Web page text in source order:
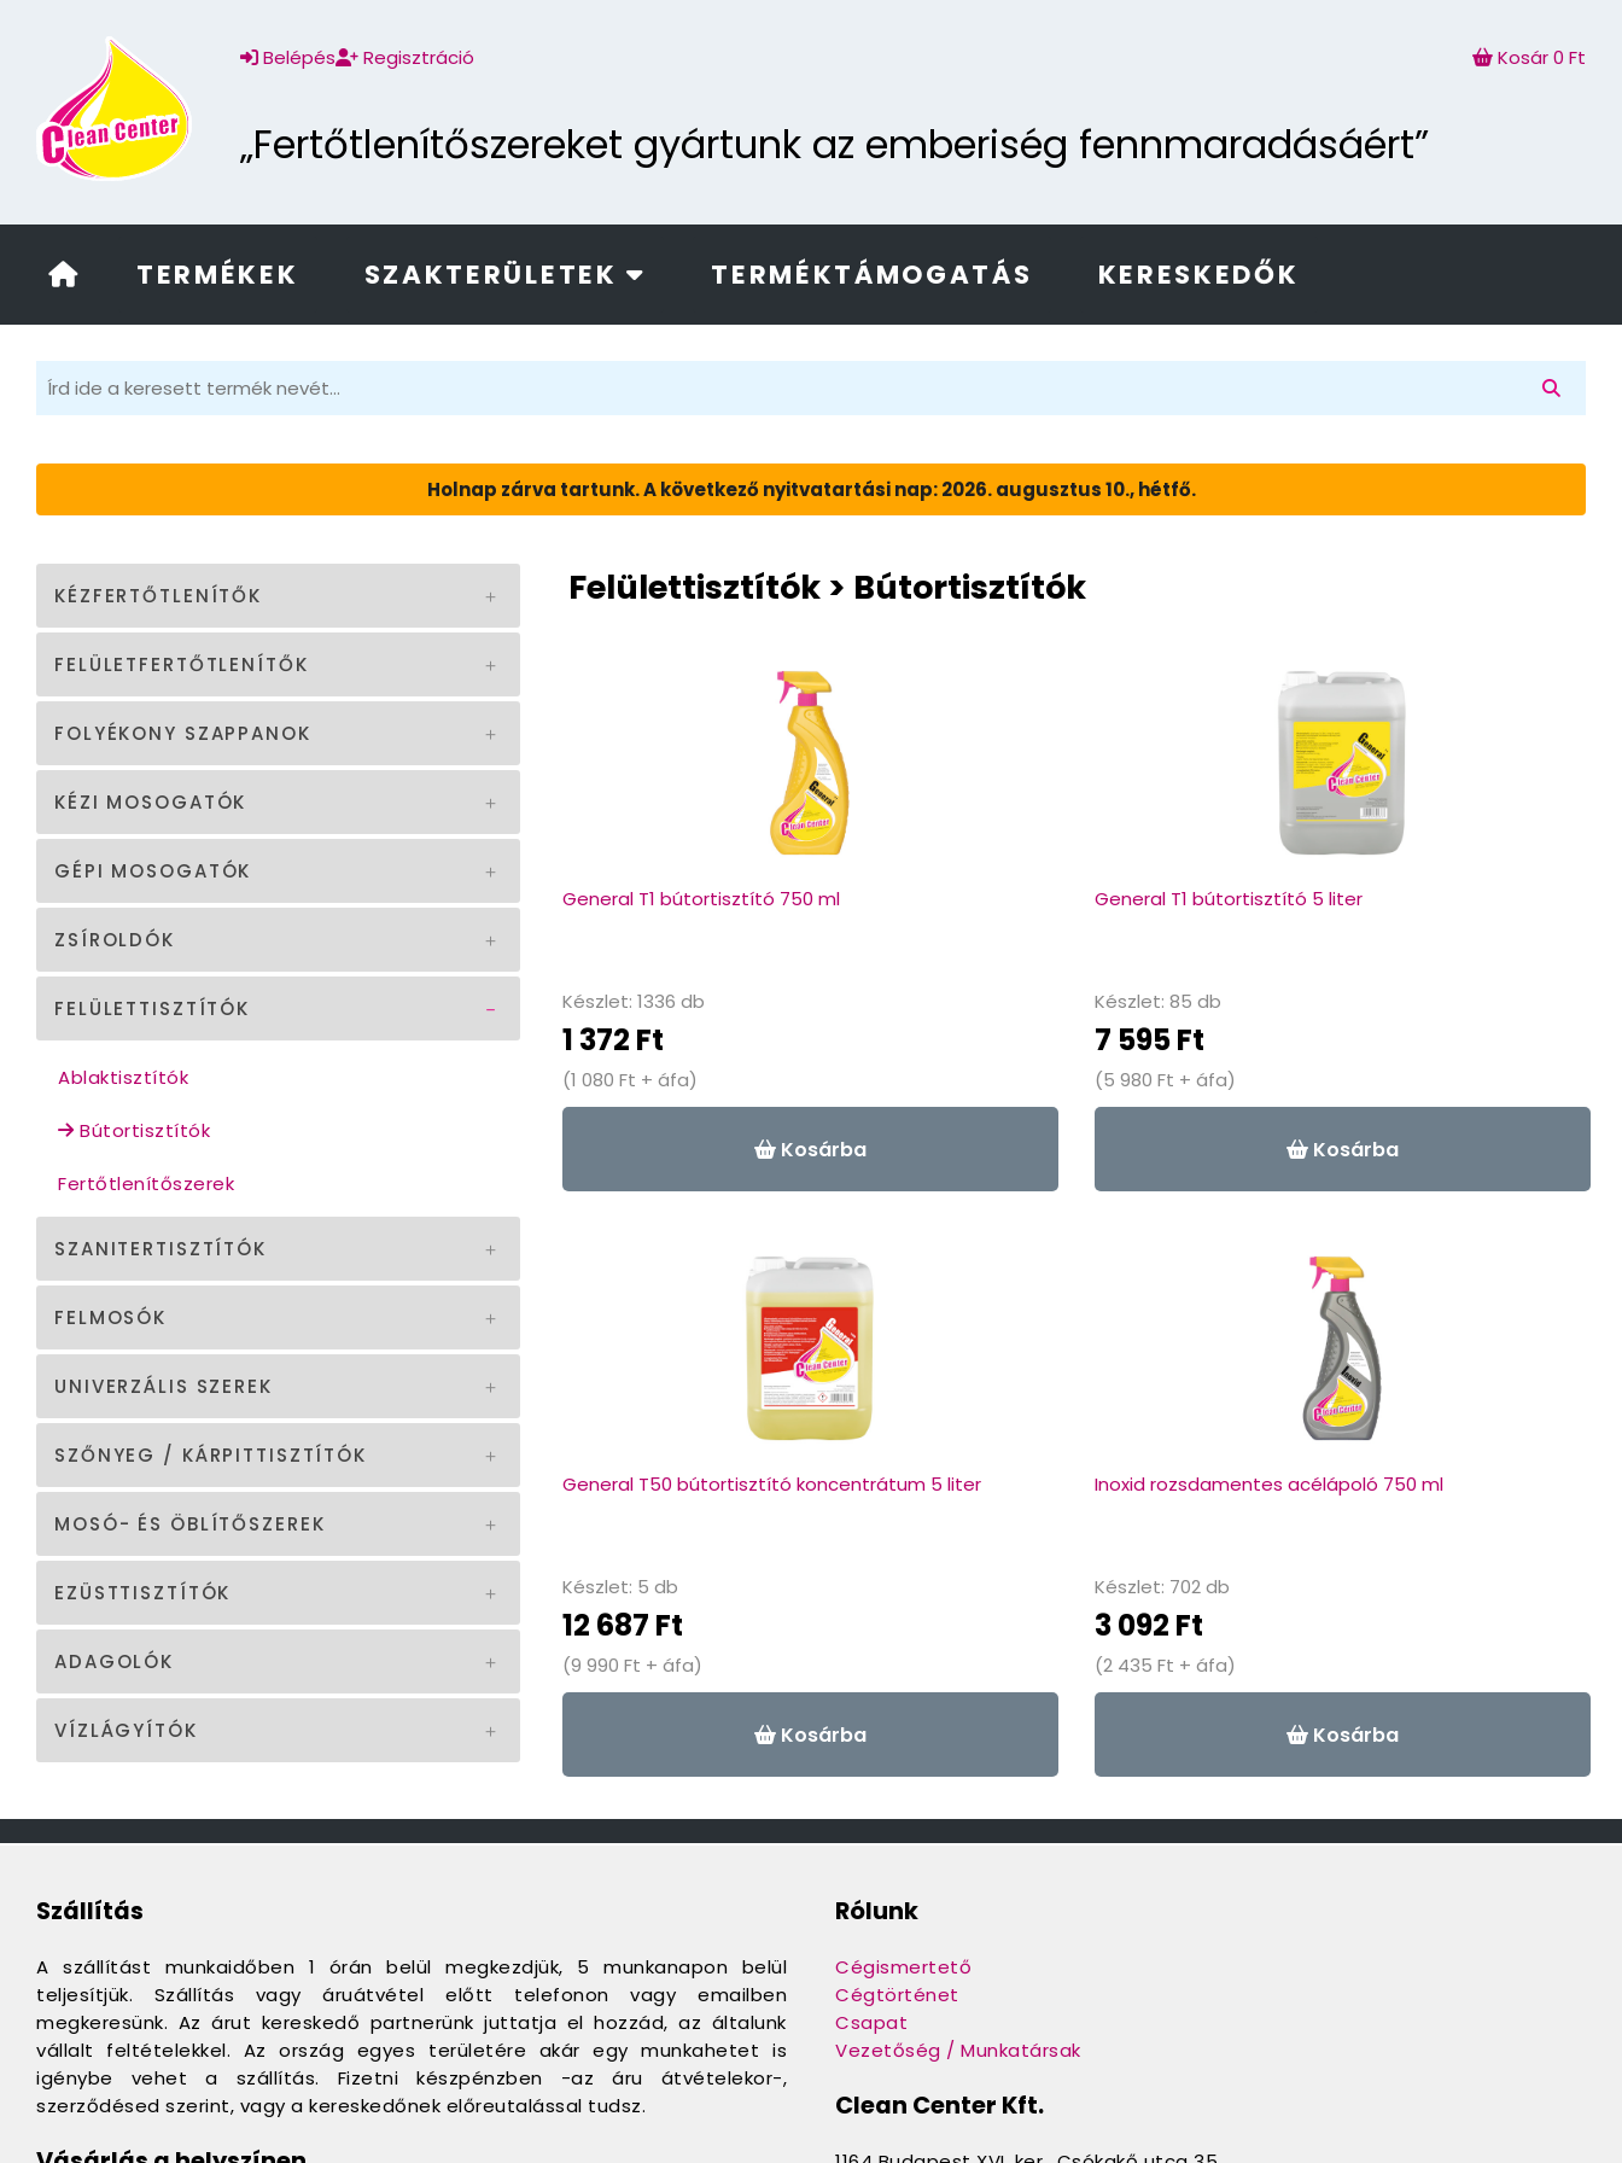
Belépés Regisztráció Kosár0 Ft
„Fertőtlenítőszereket gyártunk az emberiség fennmaradásáért”
TERMÉKEK SZAKTERÜLETEK TERMÉKTÁMOGATÁS KERESKEDŐK
Holnap zárva tartunk. A következő nyitvatartási nap: 2026. augusztus 10., hétfő.
KÉZFERTŐTLENÍTŐK
FELÜLETFERTŐTLENÍTŐK
FOLYÉKONY SZAPPANOK
KÉZI MOSOGATÓK
GÉPI MOSOGATÓK
ZSÍROLDÓK
FELÜLETTISZTÍTÓK
Ablaktisztítók
Bútortisztítók
Fertőtlenítőszerek
SZANITERTISZTÍTÓK
FELMOSÓK
UNIVERZÁLIS SZEREK
SZŐNYEG / KÁRPITTISZTÍTÓK
MOSÓ- ÉS ÖBLÍTŐSZEREK
EZÜSTTISZTÍTÓK
ADAGOLÓK
VÍZLÁGYÍTÓK
Felülettisztítók > Bútortisztítók
General T1 bútortisztító 750 ml
Készlet: 1336 db
1 372 Ft
(1 080 Ft + áfa)
Kosárba +
General T1 bútortisztító 5 liter
Készlet: 85 db
7 595 Ft
(5 980 Ft + áfa)
Kosárba
General T50 bútortisztító koncentrátum 5 liter
Készlet: 5 db
12 687 Ft
(9 990 Ft + áfa)
Kosárba +
Inoxid rozsdamentes acélápoló 750 ml
Készlet: 702 db
3 092 Ft
(2 435 Ft + áfa)
Kosárba
Szállítás
A szállítást munkaidőben 1 órán belül megkezdjük, 5 munkanapon belül
teljesítjük. Szállítás vagy áruátvétel előtt telefonon vagy emailben
megkeresünk. Az árut kereskedő partnerünk juttatja el hozzád, az általunk
vállalt feltételekkel. Az ország egyes területére akár egy munkahetet is
igénybe vehet a szállítás. Fizetni készpénzben -az áru átvételekor-,
szerződésed szerint, vagy a kereskedőnek előreutalással tudsz.
Rólunk
Cégismertető
Cégtörténet
Csapat
Vezetőség / Munkatársak
Clean Center Kft.